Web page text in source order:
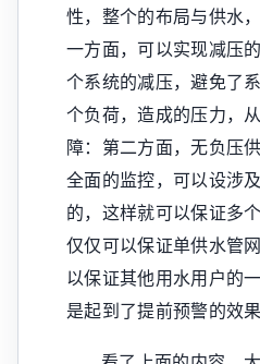
性，整个的布局与供水
一方面，可以实现减压
个系统的减压，避免了
个负荷，造成的压力，
障：第二方面，无负压
全面的监控，可以设涉
的，这样就可以保证多
仅仅可以保证单供水管
以保证其他用水用户的
是起到了提前预警的效果